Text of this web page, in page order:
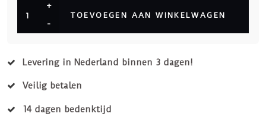
+
-
TOEVOEGEN AAN WINKELWAGEN
Levering in Nederland binnen 3 dagen!
Veilig betalen
14 dagen bedenktijd